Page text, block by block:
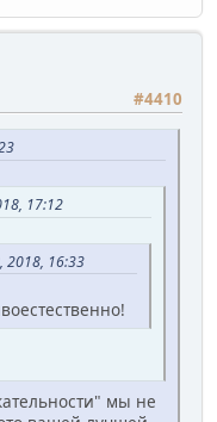
#4410
17:12
16:33
мы не